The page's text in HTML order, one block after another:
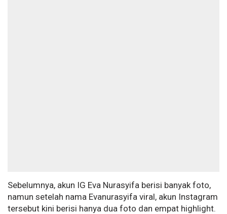
Sebelumnya, akun IG Eva Nurasyifa berisi banyak foto,
namun setelah nama Evanurasyifa viral, akun Instagram
tersebut kini berisi hanya dua foto dan empat highlight.